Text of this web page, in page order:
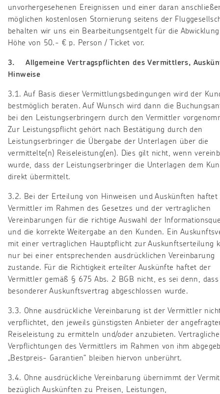
unvorhergesehenen Ereignissen und einer daran
möglichen kostenlosen Stornierung seitens der
behalten wir uns ein Bearbeitungsentgelt für die
Höhe von 50.- € p. Person / Ticket vor.
3. Allgemeine Vertragspflichten des Vermittlers,
Hinweise
3.1. Auf Basis dieser Vermittlungsbedingungen wird der
bestmöglich beraten. Auf Wunsch wird dann die
bei den Leistungserbringern durch den Vermittler
Zur Leistungspflicht gehört nach Bestätigung durch den
Leistungserbringer die Übergabe der Unterlagen über die
vermittelte(n) Reiseleistung(en). Dies gilt nicht, wenn
wurde, dass der Leistungserbringer die Unterlagen dem
direkt übermittelt.
3.2. Bei der Erteilung von Hinweisen und Auskünften haftet
Vermittler im Rahmen des Gesetzes und der vertraglichen
Vereinbarungen für die richtige Auswahl der
und die korrekte Weitergabe an den Kunden. Ein
mit einer vertraglichen Hauptpflicht zur Auskunftserteilung
nur bei einer entsprechenden ausdrücklichen Vereinbarung
zustande. Für die Richtigkeit erteilter Auskünfte haftet der
Vermittler gemäß § 675 Abs. 2 BGB nicht, es sei denn,
besonderer Auskunftsvertrag abgeschlossen wurde.
3.3. Ohne ausdrückliche Vereinbarung ist der Vermittler
verpflichtet, den jeweils günstigsten Anbieter der
Reiseleistung zu ermitteln und/oder anzubieten. Vertragliche
Verpflichtungen des Vermittlers im Rahmen von ihm
„Bestpreis- Garantien“ bleiben hiervon unberührt.
3.4. Ohne ausdrückliche Vereinbarung übernimmt der
bezüglich Auskünften zu Preisen, Leistungen,